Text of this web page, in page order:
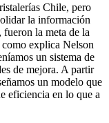
Chile, pero
la información
la meta de la
explica Nelson
un sistema de
de mejora. A partir
un modelo que
eficiencia en lo que a